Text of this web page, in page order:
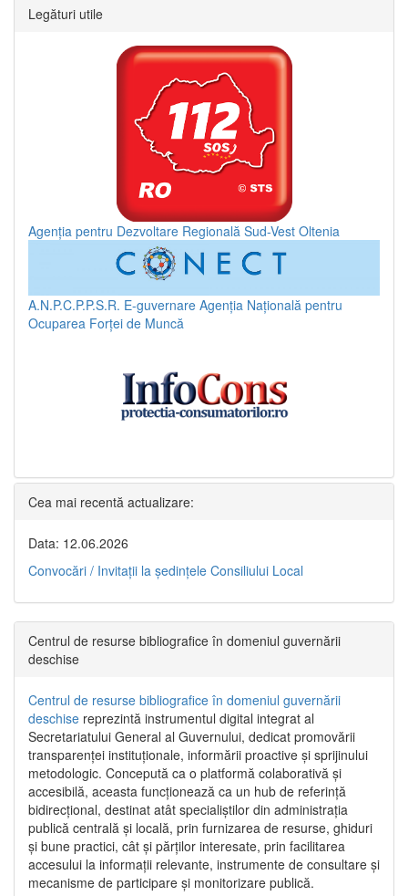
Legături utile
Agenția pentru Dezvoltare Regională Sud-Vest Oltenia
A.N.P.C.P.P.S.R. E-guvernare Agenția Națională pentru
Ocuparea Forței de Muncă
Cea mai recentă actualizare:
Data: 12.06.2026
Convocări / Invitaţii la şedinţele Consiliului Local
Centrul de resurse bibliografice în domeniul guvernării
deschise
Centrul de resurse bibliografice în domeniul guvernării
deschise reprezintă instrumentul digital integrat al
Secretariatului General al Guvernului, dedicat promovării
transparenței instituționale, informării proactive și sprijinului
metodologic. Concepută ca o platformă colaborativă și
accesibilă, aceasta funcționează ca un hub de referință
bidirecțional, destinat atât specialiștilor din administrația
publică centrală și locală, prin furnizarea de resurse, ghiduri
și bune practici, cât și părților interesate, prin facilitarea
accesului la informații relevante, instrumente de consultare și
mecanisme de participare și monitorizare publică.